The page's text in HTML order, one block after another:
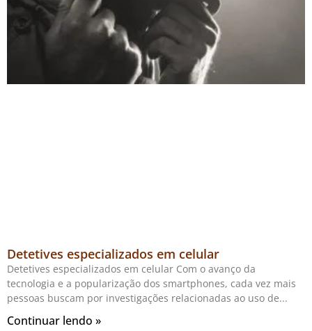
Detetives especializados em celular
Detetives especializados em celular Com o avanço da
tecnologia e a popularização dos smartphones, cada vez mais
pessoas buscam por investigações relacionadas ao uso de
Continuar lendo »